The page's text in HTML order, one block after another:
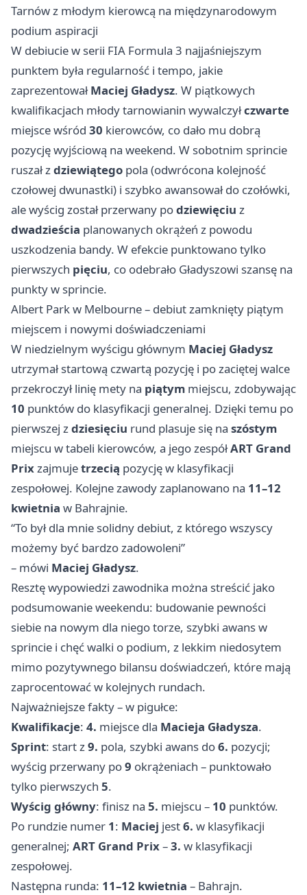
Tarnów z młodym kierowcą na międzynarodowym
podium aspiracji
W debiucie w serii FIA Formula 3 najjaśniejszym
punktem była regularność i tempo, jakie
zaprezentowałMaciej Gładysz. W piątkowych
kwalifikacjach młody tarnowianin wywalczyłczwarte
miejsce wśród 30 kierowców, co dało mu dobrą
pozycję wyjściową na weekend. W sobotnim sprincie
ruszał zdziewiątego pola (odwrócona kolejność
czołowej dwunastki) i szybko awansował do czołówki,
ale wyścig został przerwany podziewięciu z
dwadzieścia planowanych okrążeń z powodu
uszkodzenia bandy. W efekcie punktowano tylko
pierwszych pięciu, co odebrało Gładyszowi szansę na
punkty w sprincie.
Albert Park w Melbourne – debiut zamknięty piątym
miejscem i nowymi doświadczeniami
W niedzielnym wyścigu głównym Maciej Gładysz
utrzymał startową czwartą pozycję i po zaciętej walce
przekroczył linię mety na piątym miejscu, zdobywając
10 punktów do klasyfikacji generalnej. Dzięki temu po
pierwszej zdziesięciu rund plasuje się na szóstym
miejscu w tabeli kierowców, a jego zespółART Grand
Prixzajmujetrzecią pozycję w klasyfikacji
zespołowej. Kolejne zawody zaplanowano na 11–12
kwietnia w Bahrajnie.
“To był dla mnie solidny debiut, z którego wszyscy
możemy być bardzo zadowoleni”
– mówi Maciej Gładysz.
Resztę wypowiedzi zawodnika można streścić jako
podsumowanie weekendu: budowanie pewności
siebie na nowym dla niego torze, szybki awans w
sprincie i chęć walki o podium, z lekkim niedosytem
mimo pozytywnego bilansu doświadczeń, które mają
zaprocentować w kolejnych rundach.
Najważniejsze fakty – w pigułce:
Kwalifikacje: 4. miejsce dla Macieja Gładysza.
Sprint: start z9. pola, szybki awans do6. pozycji;
wyścig przerwany po9 okrążeniach – punktowało
tylko pierwszych 5.
Wyścig główny: finisz na 5. miejscu – 10 punktów.
Po rundzie numer 1: Maciej jest6. w klasyfikacji
generalnej; ART Grand Prix–3. w klasyfikacji
zespołowej.
Następna runda: 11–12 kwietnia – Bahrajn.